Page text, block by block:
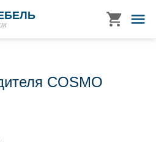
COSMO